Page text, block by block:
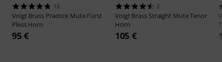
13
Voigt Brass Practice Mute Fürst
Pless Horn
95 €
2
Voigt Brass Straight Mute Tenor
Horn
105 €